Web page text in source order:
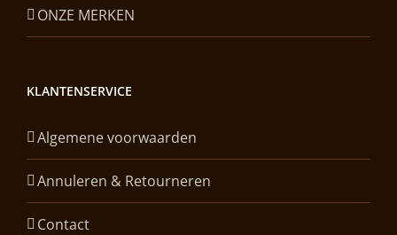
ONZE MERKEN
KLANTENSERVICE
Algemene voorwaarden
Annuleren & Retourneren
Contact